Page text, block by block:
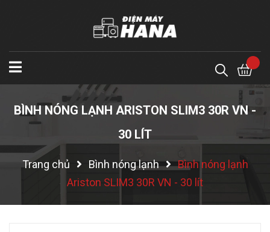
BÌNH NÓNG LẠNH ARISTON SLIM3 30R VN -
30 LÍT
Trang chủ Bình nóng lạnh
Bình nóng lạnh
Ariston SLIM3 30R VN - 30 lít